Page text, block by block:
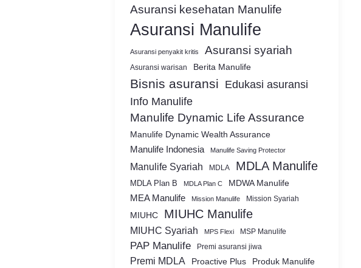
Asuransi kesehatan Manulife
Asuransi Manulife
Asuransi penyakit kritis Asuransi syariah
Asuransi warisan Berita Manulife
Bisnis asuransi Edukasi asuransi
Info Manulife
Manulife Dynamic Life Assurance
Manulife Dynamic Wealth Assurance
Manulife Indonesia
Manulife Saving Protector
Manulife Syariah MDLA MDLA Manulife
MDLA Plan B MDLA Plan C MDWA Manulife
MEA Manulife Mission Manulife Mission Syariah
MIUHC MIUHC Manulife
MIUHC Syariah MPS Flexi MSP Manulife
PAP Manulife Premi asuransi jiwa
Premi MDLA Proactive Plus Produk Manulife